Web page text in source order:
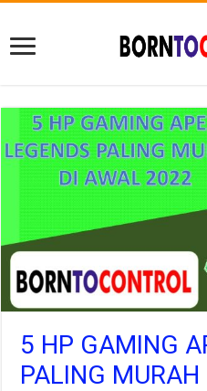
5 HP GAMING
PALING